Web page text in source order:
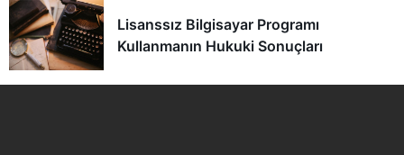
Lisanssız Bilgisayar Programı
Kullanmanın Hukuki Sonuçları